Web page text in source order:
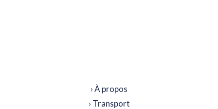
›À propos
› Transport